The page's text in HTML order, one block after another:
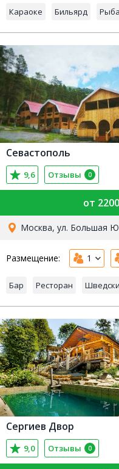
Караоке Бильярд
Севастополь
9,6 Отзывы 0
от
Москва, ул. Большая
Размещение: 1
Бар Ресторан
Сергиев Двор
9,0 Отзывы 0